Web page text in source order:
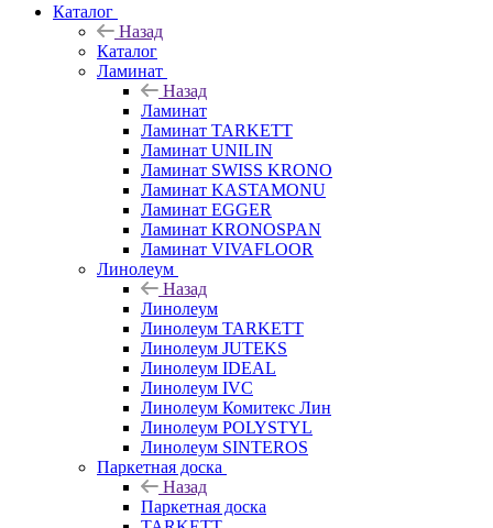
Каталог
Назад
Каталог
Ламинат
Назад
Ламинат
Ламинат TARKETT
Ламинат UNILIN
Ламинат SWISS KRONO
Ламинат KASTAMONU
Ламинат EGGER
Ламинат KRONOSPAN
Ламинат VIVAFLOOR
Линолеум
Назад
Линолеум
Линолеум TARKETT
Линолеум JUTEKS
Линолеум IDEAL
Линолеум IVC
Линолеум Комитекс Лин
Линолеум POLYSTYL
Линолеум SINTEROS
Паркетная доска
Назад
Паркетная доска